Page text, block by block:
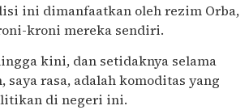
ini dimanfaatkan oleh rezim Orba,
kroni mereka sendiri.
kini, dan setidaknya selama
rasa, adalah komoditas yang
di negeri ini.